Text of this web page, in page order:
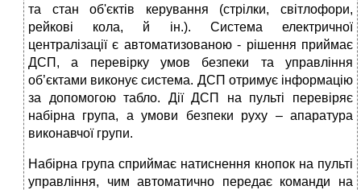
та стан об'єктів керування (стрілки, світлофори,
рейкові кола, й ін.). Система електричної
централізації є автоматизованою - рішення приймає
ДСП, а перевірку умов безпеки та управління
об’єктами виконує система. ДСП отримує інформацію
за допомогою табло. Дії ДСП на пульті перевіряє
набірна група, а умови безпеки руху – апаратура
виконавчої групи.
Набірна група сприймає натиснення кнопок на пульті
управління, чим автоматично передає команди на